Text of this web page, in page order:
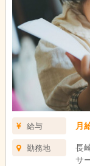
給与 月
勤務地
長
サ